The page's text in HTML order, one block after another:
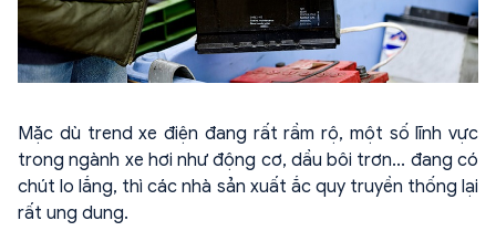
Mặc dù trend xe điện đang rất rầm rộ, một số lĩnh vực
trong ngành xe hơi như động cơ, dầu bôi trơn... đang có
chút lo lắng, thì các nhà sản xuất ắc quy truyền thống lại
rất ung dung.